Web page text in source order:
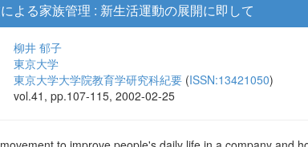
よる家族管理 : 新生活運動の展開に即して
柳井 郁子
東京大学
東京大学大学院教育学研究科紀要 (ISSN:13421050)
vol.41, pp.107-115, 2002-02-25